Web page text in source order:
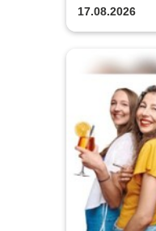
17.08.2026